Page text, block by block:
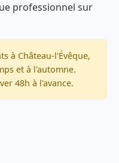
professionnel sur
à Château-l'Évêque,
et à l'automne.
48h à l'avance.